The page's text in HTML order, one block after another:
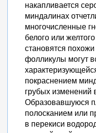
накапливается
миндалинах
многочисленные
белого или
становятся
фолликулы могут
покраснением
грубых изменений
Образовавшуюся
полосканием или
в перекиси